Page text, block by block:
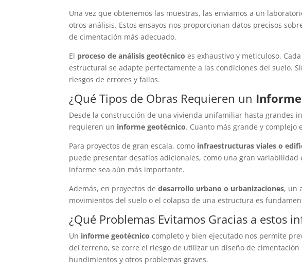
Una vez que obtenemos las muestras, las enviamos a un
otros análisis. Estos ensayos nos proporcionan datos precisos
de cimentación más adecuado.
El proceso de análisis geotécnico es exhaustivo y meticuloso.
estructural se adapte perfectamente a las condiciones del suelo.
riesgos de errores y fallos.
¿Qué Tipos de Obras Requieren un
Desde la construcción de una vivienda unifamiliar hasta grandes
requieren un informe geotécnico. Cuanto más grande y complejo
Para proyectos de gran escala, como infraestructuras viales o
puede presentar desafíos adicionales, como una gran
informe sea aún más importante.
Además, en proyectos dedesarrollo urbano o urbanizaciones, un
movimientos del suelo o el colapso de una estructura es
¿Qué Problemas Evitamos Gracias a estos
Un informe geotécnico completo y bien ejecutado nos permite
del terreno, se corre el riesgo de utilizar un diseño de
hundimientos y otros problemas graves.